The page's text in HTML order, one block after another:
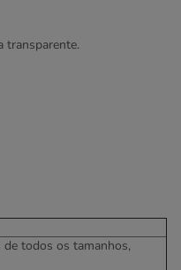
transparente.
de todos os tamanhos,